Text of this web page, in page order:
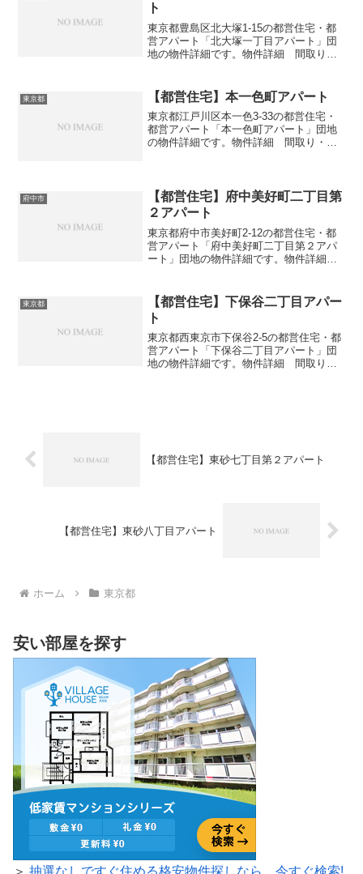
ト
東京都豊島区北大塚1-15の都営住宅・都
営アパート「北大塚一丁目アパート」団
地の物件詳細です。物件詳細 間取り・
3DK広さ・面積38㎡建設年度築年数1968
交通・アク...
東京都 【都営住宅】本一色町アパート
東京都江戸川区本一色3-33の都営住宅・
都営アパート「本一色町アパート」団地
の物件詳細です。物件詳細 間取り・広
交通・...
府中市
【都営住宅】府中美好町二丁目第
２アパート
東京都府中市美好町2-12の都営住宅・都
営アパート「府中美好町二丁目第２アパ
ート」団地の物件詳細です。物件詳細
好町2-12間取り3DK広さ・面積42㎡建設
年度築年数1...
東京都
【都営住宅】下保谷二丁目アパー
ト
東京都西東京市下保谷2-5の都営住宅・都
営アパート「下保谷二丁目アパート」団
地の物件詳細です。物件詳細 間取り・
【都営住宅】東砂七丁目第２アパート
【都営住宅】東砂八丁目アパート
ホーム 東京都
安い部屋を探す